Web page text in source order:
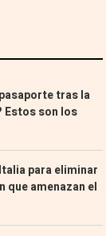
tras la
Estos son los
para eliminar
que amenazan el